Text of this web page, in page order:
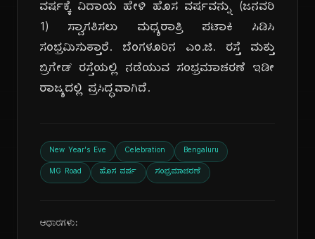
ವರ್ಷಕ್ಕೆ ವಿದಾಯ ಹೇಳಿ ಹೊಸ ವರ್ಷವನ್ನು (ಜನವರಿ
1) ಸ್ವಾಗತಿಸಲು ಮಧ್ಯರಾತ್ರಿ ಪಟಾಕಿ ಸಿಡಿಸಿ
ಸಂಭ್ರಮಿಸುತ್ತಾರೆ. ಬೆಂಗಳೂರಿನ ಎಂ.ಜಿ. ರಸ್ತೆ ಮತ್ತು
ಬ್ರಿಗೇಡ್ ರಸ್ತೆಯಲ್ಲಿ ನಡೆಯುವ ಸಂಭ್ರಮಾಚರಣೆ ಇಡೀ
ರಾಜ್ಯದಲ್ಲಿ ಪ್ರಸಿದ್ಧವಾಗಿದೆ.
New Year's Eve Celebration Bengaluru
MG Road ಹೊಸ ವರ್ಷ ಸಂಭ್ರಮಾಚರಣೆ
ಆಧಾರಗಳು: